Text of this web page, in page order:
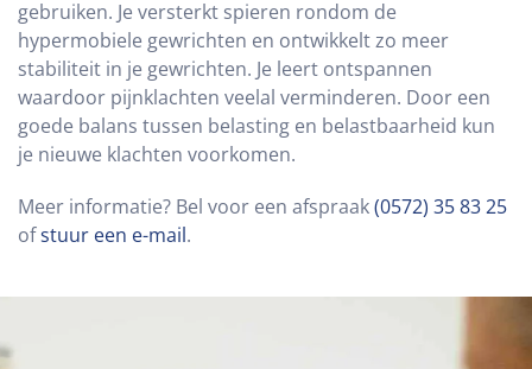
gebruiken. Je versterkt spieren rondom de
hypermobiele gewrichten en ontwikkelt zo meer
stabiliteit in je gewrichten. Je leert ontspannen
waardoor pijnklachten veelal verminderen. Door een
goede balans tussen belasting en belastbaarheid kun
je nieuwe klachten voorkomen.
Meer informatie? Bel voor een afspraak(0572) 35 83 25
ofstuur een e-mail.